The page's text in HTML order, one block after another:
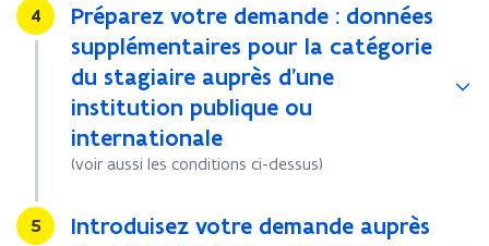
Stap
4
Préparez votre demande : données
supplémentaires pour la catégorie
du stagiaire auprès d’une
institution publique ou
internationale
(voir aussi les conditions ci-dessus)
Stap
5
Introduisez votre demande auprès